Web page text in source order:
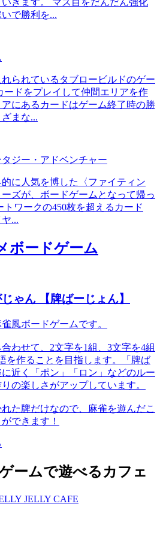
で勝利を...
れられているタブロービルドのゲー
ードをプレイして仲間エリアを作
にあるカードはゲーム終了時の勝
まな...
ジー・アドベンチャー
に人気を博した〈ファイティン
ズが、ボードゲームとなって帰っ
ワークの450枚を超えるカード
...
ゃん 【牌ばーじょん】
風ボードゲームです。
わせて、2文字を1組、3文字を4組
を作ることを目指します。「牌ば
近く「ポン」「ロン」などのルー
の楽しさがアップしています。
た牌だけなので、麻雀を遊んだこ
できます！
ームで遊べるカフェ